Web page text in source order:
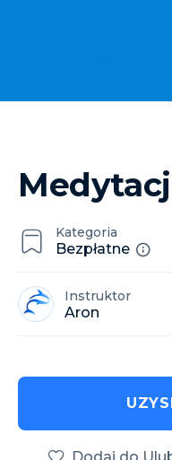
Kategoria
Bezpłatne
Instruktor
Aron